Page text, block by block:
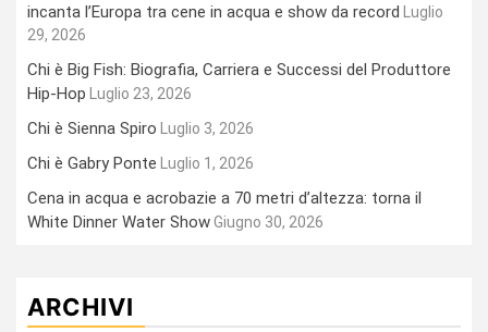
incanta l’Europa tra cene in acqua e show da record
Luglio
29, 2026
Chi è Big Fish: Biografia, Carriera e Successi del Produttore
Hip-Hop
Luglio 23, 2026
Chi è Sienna Spiro Luglio 3, 2026
Chi è Gabry Ponte Luglio 1, 2026
Cena in acqua e acrobazie a 70 metri d’altezza: torna il
White Dinner Water ShowGiugno 30, 2026
ARCHIVI